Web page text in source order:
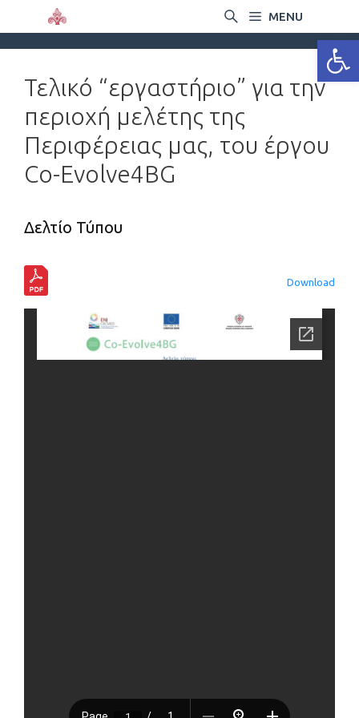
MENU
Τελικό “εργαστήριο” για την
περιοχή μελέτης της
Περιφέρειας μας, του έργου
Co-Evolve4BG
Δελτίο Τύπου
Download